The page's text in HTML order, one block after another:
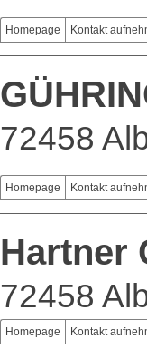
Homepage Kontakt
72458
Homepage Kontakt
Hartner
72458
Homepage Kontakt